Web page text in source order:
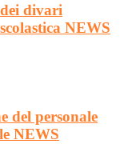
divari
NEWS
del personale
NEWS